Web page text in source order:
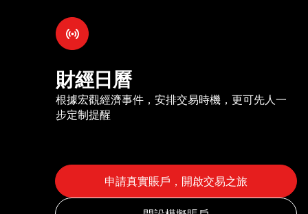
財經日曆
根據宏觀經濟事件，安排交易時機，更可先人一
步定制提醒